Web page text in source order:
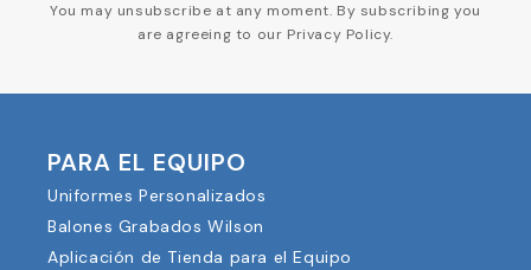
You may unsubscribe at any moment. By subscribing you
are agreeing to our Privacy Policy.
PARA EL EQUIPO
Uniformes Personalizados
Balones Grabados Wilson
Aplicación de Tienda para el Equipo